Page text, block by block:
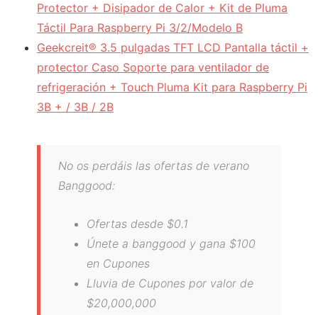
Protector + Disipador de Calor + Kit de Pluma
Táctil Para Raspberry Pi 3/2/Modelo B
Geekcreit® 3.5 pulgadas TFT LCD Pantalla táctil +
protector Caso Soporte para ventilador de
refrigeración + Touch Pluma Kit para Raspberry Pi
3B + / 3B / 2B
No os perdáis las ofertas de verano
Banggood:
Ofertas desde $0.1
Únete a banggood y gana $100
en Cupones
Lluvia de Cupones por valor de
$20,000,000